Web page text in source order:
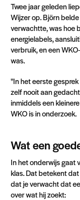
Twee jaar geleden
Wijzer op. Björn
verwachtte, was hoe
energielabels,
verbruik, en een
was.
"In het eerste
zelf nooit aan
inmiddels een
WKO is in onderzoek.
Wat een
In het onderwijs gaat
klas. Dat betekent
dat je verwacht dat
over wat hij zoekt: